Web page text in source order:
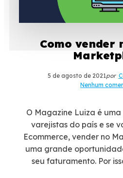
Como vender
5 de agosto de 2021por
Nenhum
O Magazine Luiza é
varejistas do país e se
Ecommerce, vender no
uma grande
seu faturamento. Por